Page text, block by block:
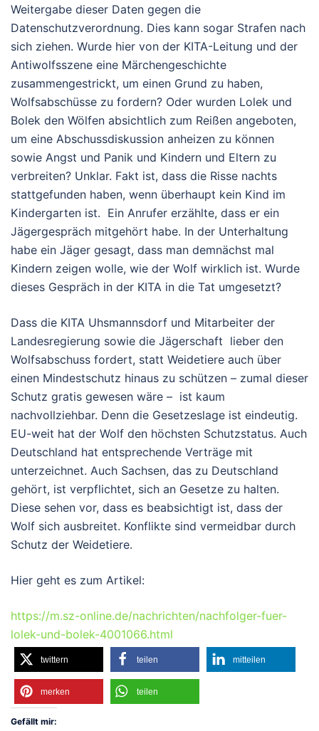
Weitergabe dieser Daten gegen die
Datenschutzverordnung. Dies kann sogar Strafen nach
sich ziehen. Wurde hier von der KITA-Leitung und der
Antiwolfsszene eine Märchengeschichte
zusammengestrickt, um einen Grund zu haben,
Wolfsabschüsse zu fordern? Oder wurden Lolek und
Bolek den Wölfen absichtlich zum Reißen angeboten,
um eine Abschussdiskussion anheizen zu können
sowie Angst und Panik und Kindern und Eltern zu
verbreiten? Unklar. Fakt ist, dass die Risse nachts
stattgefunden haben, wenn überhaupt kein Kind im
Kindergarten ist. Ein Anrufer erzählte, dass er ein
Jägergespräch mitgehört habe. In der Unterhaltung
habe ein Jäger gesagt, dass man demnächst mal
Kindern zeigen wolle, wie der Wolf wirklich ist. Wurde
dieses Gespräch in der KITA in die Tat umgesetzt?
Dass die KITA Uhsmannsdorf und Mitarbeiter der
Landesregierung sowie die Jägerschaft lieber den
Wolfsabschuss fordert, statt Weidetiere auch über
einen Mindestschutz hinaus zu schützen – zumal dieser
Schutz gratis gewesen wäre – ist kaum
nachvollziehbar. Denn die Gesetzeslage ist eindeutig.
EU-weit hat der Wolf den höchsten Schutzstatus. Auch
Deutschland hat entsprechende Verträge mit
unterzeichnet. Auch Sachsen, das zu Deutschland
gehört, ist verpflichtet, sich an Gesetze zu halten.
Diese sehen vor, dass es beabsichtigt ist, dass der
Wolf sich ausbreitet. Konflikte sind vermeidbar durch
Schutz der Weidetiere.
Hier geht es zum Artikel:
https://m.sz-online.de/nachrichten/nachfolger-fuer-
lolek-und-bolek-4001066.html
twittern teilen mitteilen
merken teilen
Gefällt mir: